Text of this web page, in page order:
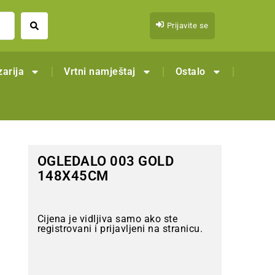
Prijavite se
Vrtni namještaj Ostalo
OGLEDALO 003 GOLD
148X45CM
Cijena je vidljiva samo ako ste
registrovani i prijavljeni na stranicu.